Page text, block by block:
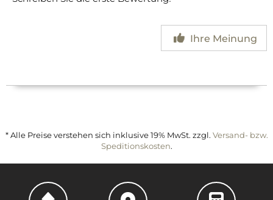
Ihre Meinung
* Alle Preise verstehen sich inklusive 19% MwSt. zzgl. Versand- bzw.
Speditionskosten.